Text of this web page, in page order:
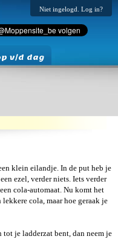
Niet ingelogd. Log in?
v/d dag
klein eilandje. In de put heb je
ezel, verder niets. Iets verder
cola-automaat. Nu komt het
cola, maar hoe geraak je
je ladderzat bent, dan neem je